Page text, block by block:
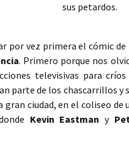
sus petardos.
por vez primera el cómic
. Primero porque nos
televisivas para críos
parte de los chascarrillos
gran ciudad, en el coliseo
Kevin Eastman y